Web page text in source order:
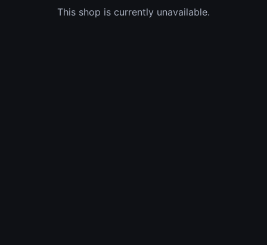
This shop is currently unavailable.